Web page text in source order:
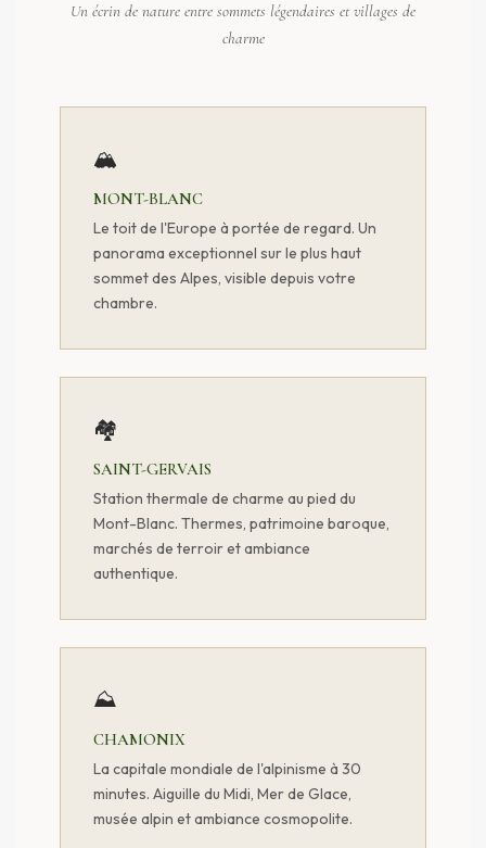
Un écrin de nature entre sommets légendaires et villages de
charme
🏔️
MONT-BLANC
Le toit de l'Europe à portée de regard. Un
panorama exceptionnel sur le plus haut
sommet des Alpes, visible depuis votre
chambre.
🏘️
SAINT-GERVAIS
Station thermale de charme au pied du
Mont-Blanc. Thermes, patrimoine baroque,
marchés de terroir et ambiance
authentique.
⛰️
CHAMONIX
La capitale mondiale de l'alpinisme à 30
minutes. Aiguille du Midi, Mer de Glace,
musée alpin et ambiance cosmopolite.